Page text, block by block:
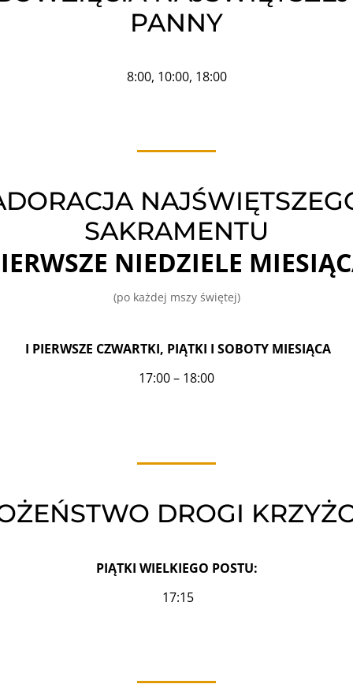
PANNY
8:00, 10:00, 18:00
SAKRAMENTU
NIEDZIELE
(po każdej mszy świętej)
I PIERWSZE CZWARTKI, PIĄTKI I SOBOTY MIESIĄCA
17:00 – 18:00
DROGI
PIĄTKI WIELKIEGO POSTU:
17:15